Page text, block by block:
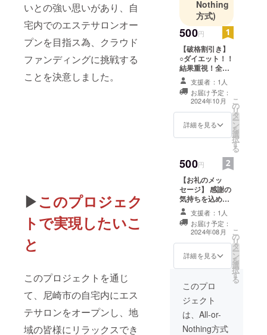
いとの強い思いがあり、自
宅内でのエステサロンオー
プンを目指ス為、クラウド
ファンディングに挑戦する
ことを決意しました。
▶このプロジェク
トで実現したいこ
と
このプロジェクトを通じ
て、尼崎市の自宅内にエス
テサロンをオープンし、地
域の皆様にリラックスでき
クトを始め
ました。私
のエステサ
ロンの特徴
としまして
は、女性専
門店で完全
予約制プラ
イベートサ
ロンとなっ
ており、
けで勝手に
痩せる！！
痩身ダイ
エット専門
店エステサ
ロンです。
YOSA独自の
カッサを使
用して全身
を解ぐし、
LULUONに
よる(よもぎ
蒸し)で身体
を温め血流
Nothing
方式)
500円
【破格割引き】
○ダイエット！！
結果重視！全身
老廃物一気に流
す全身痩身エス
テ 通常価格
13800円 →→
4000円 ○目指せ
美脚！！水素
サージの相乗効
果で美脚が手に
入る！！ 通常価
格7800円 →→
2000円 ・クラウ
ドファンディン
グ支援者様に
は、 割引き価格
を2回 ご利用い
有効期限R6年9
月10日～R7年9
せて頂きますの
でご了承下さ
い。 ・ご利用場
所が兵庫県尼崎
市の自宅内のサ
支援者：1人
お届け予定：
2024年10月
詳細を見る
こ
の
リ
タ
ー
ン
を
選
択
す
る
500円
【お礼のメッ
セージ】 感謝の
気持ちを込め
て、お礼のメッ
セージをお送り
します。
支援者：1人
お届け予定：
2024年08月
詳細を見る
こ
の
リ
タ
ー
ン
を
選
択
す
る
このプロ
ジェクト
は、All-or-
Nothing方式